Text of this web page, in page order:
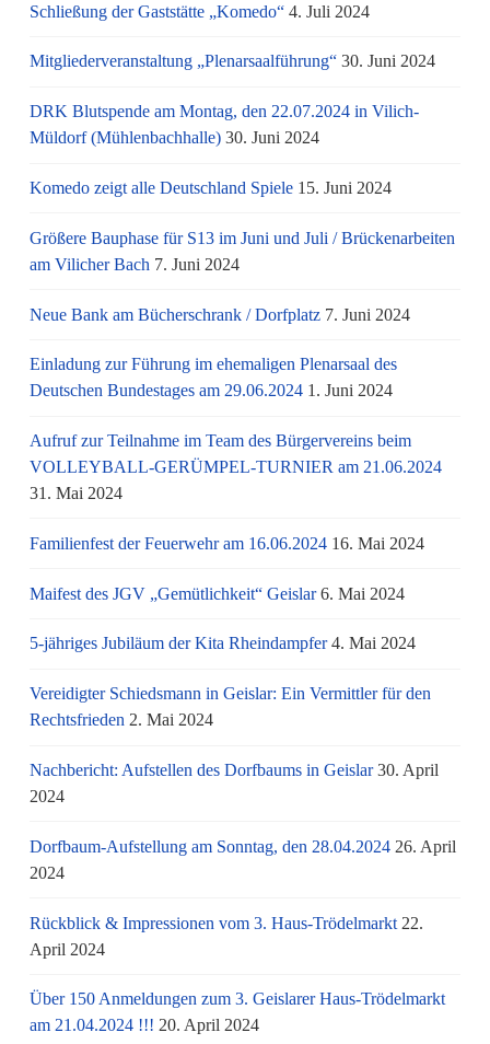
Schließung der Gaststätte „Komedo“ 4. Juli 2024
Mitgliederveranstaltung „Plenarsaalführung“ 30. Juni 2024
DRK Blutspende am Montag, den 22.07.2024 in Vilich-
Müldorf (Mühlenbachhalle) 30. Juni 2024
Komedo zeigt alle Deutschland Spiele 15. Juni 2024
Größere Bauphase für S13 im Juni und Juli / Brü­cken­ar­bei­ten
am Vi­li­cher Bach 7. Juni 2024
Neue Bank am Bücherschrank / Dorfplatz 7. Juni 2024
Einladung zur Führung im ehemaligen Plenarsaal des
Deutschen Bundestages am 29.06.2024 1. Juni 2024
Aufruf zur Teilnahme im Team des Bürgervereins beim
VOLLEYBALL-GERÜMPEL-TURNIER am 21.06.2024
31. Mai 2024
Familienfest der Feuerwehr am 16.06.2024 16. Mai 2024
Maifest des JGV „Gemütlichkeit“ Geislar 6. Mai 2024
5-jähriges Jubiläum der Kita Rheindampfer 4. Mai 2024
Vereidigter Schiedsmann in Geislar: Ein Vermittler für den
Rechtsfrieden 2. Mai 2024
Nachbericht: Aufstellen des Dorfbaums in Geislar 30. April
2024
Dorfbaum-Aufstellung am Sonntag, den 28.04.2024 26. April
2024
Rückblick & Impressionen vom 3. Haus-Trödelmarkt 22.
April 2024
Über 150 Anmeldungen zum 3. Geislarer Haus-Trödelmarkt
am 21.04.2024 !!! 20. April 2024